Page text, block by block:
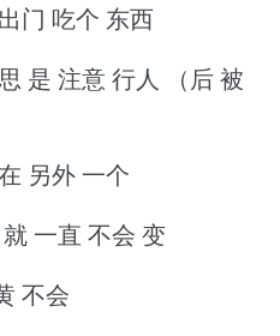
门 吃个 东西
是 注意 行人 （后 被
另外 一个
一直 不会 变
不会